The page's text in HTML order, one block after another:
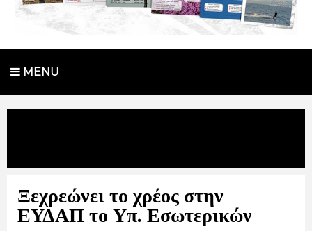
MENU
Ξεχρεώνει το χρέος στην
ΕΥΔΑΠ το Υπ. Εσωτερικών